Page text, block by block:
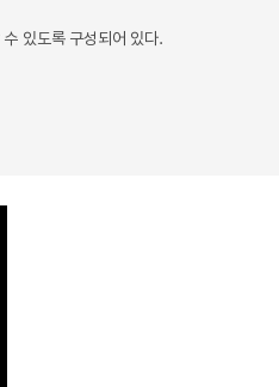
있도록 구성되어 있다.